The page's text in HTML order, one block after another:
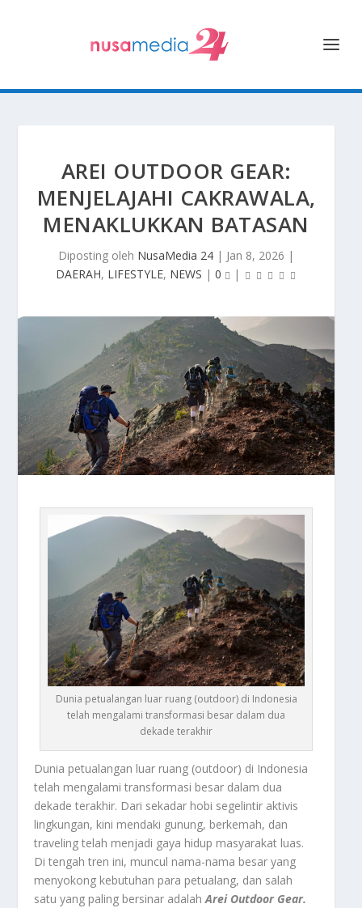
AREI OUTDOOR GEAR:
MENJELAJAHI CAKRAWALA,
MENAKLUKKAN BATASAN
Diposting oleh NusaMedia 24 | Jan 8, 2026 |
DAERAH, LIFESTYLE, NEWS | 0 |
Dunia petualangan luar ruang (outdoor) di Indonesia
telah mengalami transformasi besar dalam dua
dekade terakhir
Dunia petualangan luar ruang (outdoor) di Indonesia
telah mengalami transformasi besar dalam dua
dekade terakhir. Dari sekadar hobi segelintir aktivis
lingkungan, kini mendaki gunung, berkemah, dan
traveling telah menjadi gaya hidup masyarakat luas.
Di tengah tren ini, muncul nama-nama besar yang
menyokong kebutuhan para petualang, dan salah
satu yang paling bersinar adalahArei Outdoor Gear.